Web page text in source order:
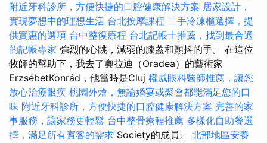
附近牙科診所，方便快捷的口腔健康解決方案 居家設計，
實現夢想中的理想生活 台北按摩課程 二手冷凍櫃選擇，提
供實惠的選項 台中整復療程 台北記帳士推薦，找到最合適
的記帳專家 強烈的心跳，減弱的膝蓋和顫抖的手。 在這位
牧師的幫助下，我去了奧拉迪（Oradea）的藝術家
ErzsébetKonrád，他當時是Cluj 權威眼科醫師推薦，讓您
放心治療眼疾 桃園外燴，無論婚宴或聚會都能滿足您的口
味 附近牙科診所，方便快捷的口腔健康解決方案 完善的家
事服務，讓家務更輕鬆 台中整骨療程推薦 多樣化自助餐選
擇，滿足所有賓客的需求 Society的成員。 北部地區安養